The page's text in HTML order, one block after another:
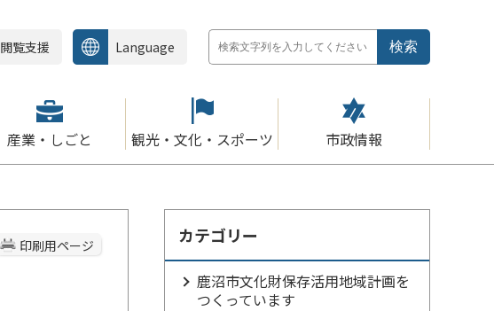
閲覧支援 Language
産業・しごと 観光・文化・スポーツ 市政情報
印刷用ページ カテゴリー
鹿沼市文化財保存活用地域計画を
つくっています